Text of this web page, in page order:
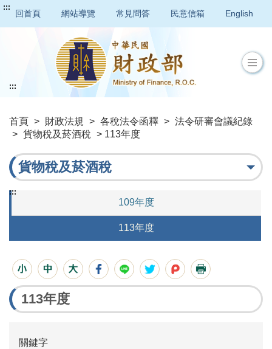
:::
回首頁 網站導覽 常見問答 民意信箱 English
首頁 > 財政法規 > 各稅法令函釋 > 法令研審會議紀錄
> 貨物稅及菸酒稅 > 113年度
:::
貨物稅及菸酒稅
109年度
113年度
:::
113年度
關鍵字